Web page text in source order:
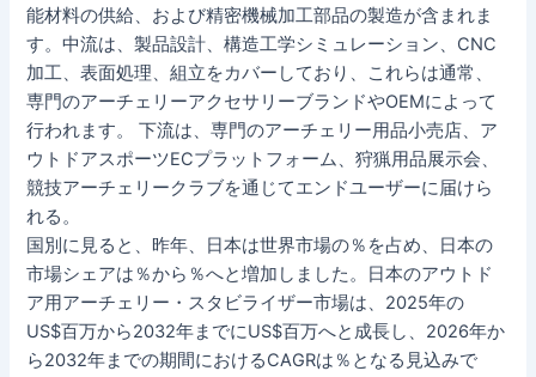
能材料の供給、および精密機械加工部品の製造が含まれま
す。中流は、製品設計、構造工学シミュレーション、CNC
加工、表面処理、組立をカバーしており、これらは通常、
専門のアーチェリーアクセサリーブランドやOEMによって
行われます。 下流は、専門のアーチェリー用品小売店、ア
ウトドアスポーツECプラットフォーム、狩猟用品展示会、
競技アーチェリークラブを通じてエンドユーザーに届けら
れる。
国別に見ると、昨年、日本は世界市場の％を占め、日本の
市場シェアは％から％へと増加しました。日本のアウトド
ア用アーチェリー・スタビライザー市場は、2025年の
US$百万から2032年までにUS$百万へと成長し、2026年か
ら2032年までの期間におけるCAGRは％となる見込みで